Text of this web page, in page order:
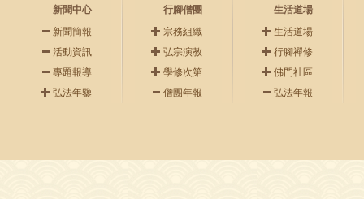
新聞中心
新聞簡報
活動資訊
專題報導
弘法年鑒
行腳僧團
宗務組織
弘宗演教
學修次第
僧團年報
生活道場
生活道場
行腳禪修
佛門社區
弘法年報